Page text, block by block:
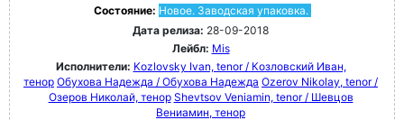
Состояние: Новое. Заводская упаковка.
Дата релиза: 28-09-2018
Лейбл: Mis
Исполнители: Kozlovsky Ivan, tenor / Козловский Иван,
тенор Обухова Надежда / Обухова Надежда Ozerov Nikolay, tenor /
Озеров Николай, тенор Shevtsov Veniamin, tenor / Шевцов
Вениамин, тенор